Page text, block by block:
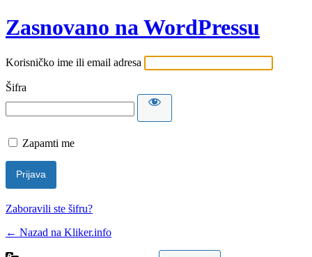
Zasnovano na WordPressu
Korisničko ime ili email adresa
Šifra
Zapamti me
Zaboravili ste šifru?
← Nazad na Kliker.info